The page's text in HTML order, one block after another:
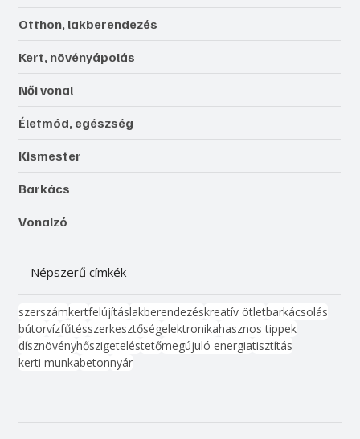
Otthon, lakberendezés
Kert, növényápolás
Női vonal
Életmód, egészség
Kismester
Barkács
Vonalzó
Népszerű címkék
szerszámkertfelújításlakberendezéskreatív ötletbarkácsolás
bútorvízfűtésszerkesztőségelektronikahasznos tippek
dísznövényhőszigeteléstetőmegújuló energiatisztítás
kerti munkabetonnyár